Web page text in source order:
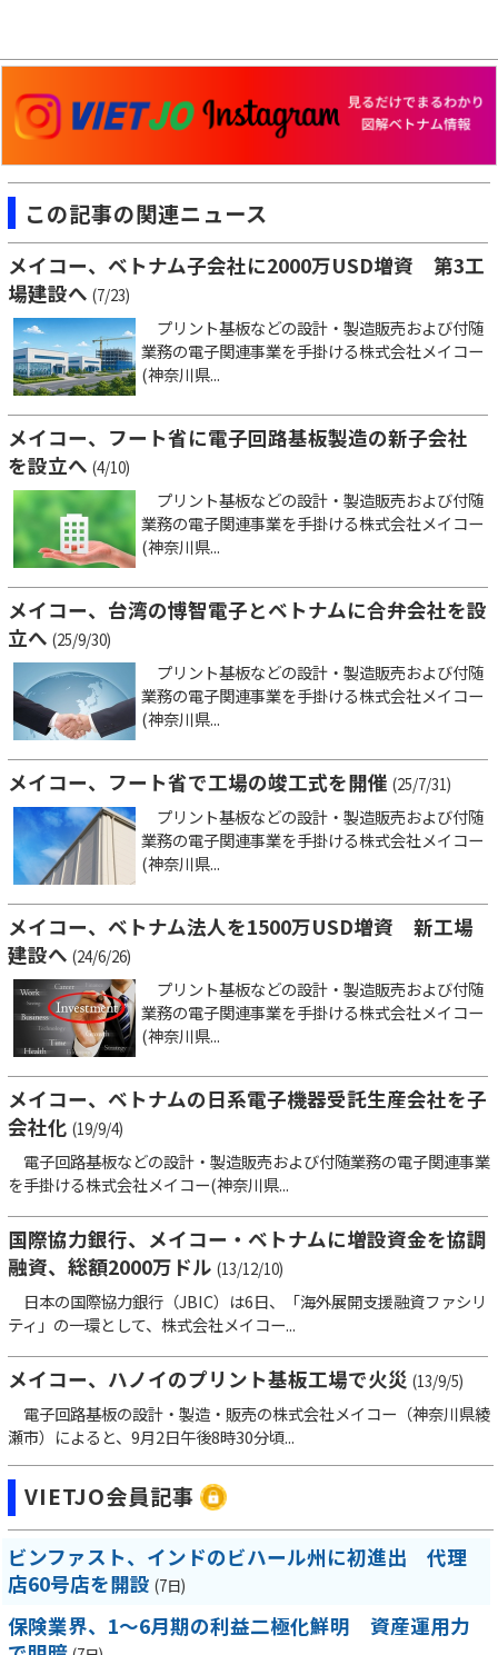
この記事の関連ニュース
メイコー、ベトナム子会社に2000万USD増資 第3工
場建設へ (7/23)
プリント基板などの設計・製造販売および付随
業務の電子関連事業を手掛ける株式会社メイコー
(神奈川県...
メイコー、フート省に電子回路基板製造の新子会社
を設立へ (4/10)
プリント基板などの設計・製造販売および付随
業務の電子関連事業を手掛ける株式会社メイコー
(神奈川県...
メイコー、台湾の博智電子とベトナムに合弁会社を設
立へ (25/9/30)
プリント基板などの設計・製造販売および付随
業務の電子関連事業を手掛ける株式会社メイコー
(神奈川県...
メイコー、フート省で工場の竣工式を開催 (25/7/31)
プリント基板などの設計・製造販売および付随
業務の電子関連事業を手掛ける株式会社メイコー
(神奈川県...
メイコー、ベトナム法人を1500万USD増資 新工場
建設へ (24/6/26)
プリント基板などの設計・製造販売および付随
業務の電子関連事業を手掛ける株式会社メイコー
(神奈川県...
メイコー、ベトナムの日系電子機器受託生産会社を子
会社化 (19/9/4)
電子回路基板などの設計・製造販売および付随業務の電子関連事業
を手掛ける株式会社メイコー(神奈川県...
国際協力銀行、メイコー・ベトナムに増設資金を協調
融資、総額2000万ドル (13/12/10)
日本の国際協力銀行（JBIC）は6日、「海外展開支援融資ファシリ
ティ」の一環として、株式会社メイコー...
メイコー、ハノイのプリント基板工場で火災 (13/9/5)
電子回路基板の設計・製造・販売の株式会社メイコー（神奈川県綾
瀬市）によると、9月2日午後8時30分頃...
VIETJO会員記事
ビンファスト、インドのビハール州に初進出 代理
店60号店を開設 (7日)
保険業界、1～6月期の利益二極化鮮明 資産運用力